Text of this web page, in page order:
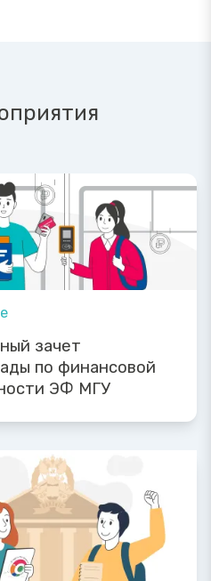
зачет
по финансовой
ЭФ МГУ